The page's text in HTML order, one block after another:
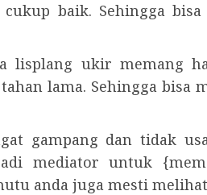
baik. Sehingga
lisplang ukir memang
lama. Sehingga bisa
gampang dan tidak
mediator untuk
anda juga mesti